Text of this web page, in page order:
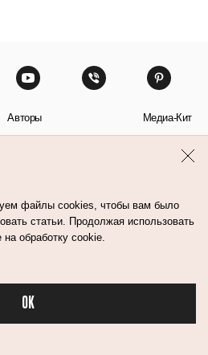
Бьюти в спорте
Авторы Медиа-Кит
файлы cookies, чтобы вам было
статьи. Продолжая использовать
обработку cookie.
OK